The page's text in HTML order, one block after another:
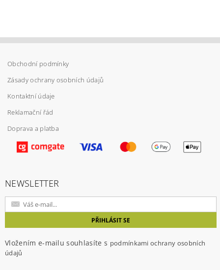
Vložením hodnocení souhlasíte spodmínkami
ochrany osobních údajů
Obchodní podmínky
Zásady ochrany osobních údajů
Kontaktní údaje
Reklamační řád
Doprava a platba
NEWSLETTER
Vložením e-mailu souhlasíte s podmínkami ochrany osobních
údajů